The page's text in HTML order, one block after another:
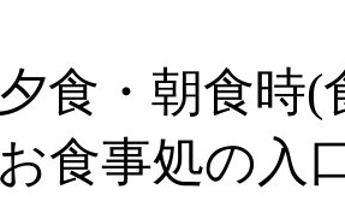
夕食・朝食時
お食事処の